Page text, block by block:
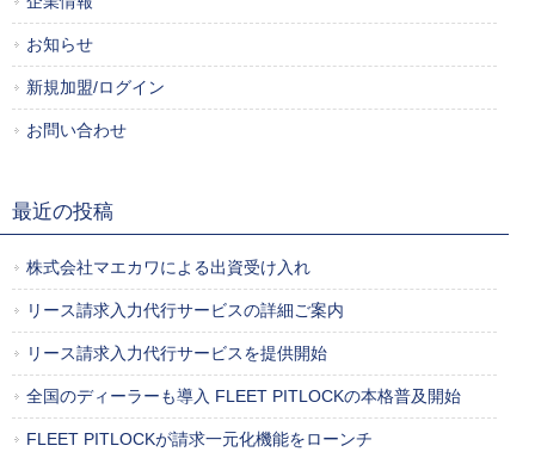
お知らせ
新規加盟/ログイン
お問い合わせ
最近の投稿
株式会社マエカワによる出資受け入れ
リース請求入力代行サービスの詳細ご案内
リース請求入力代行サービスを提供開始
全国のディーラーも導入 FLEET PITLOCKの本格普及開始
FLEET PITLOCKが請求一元化機能をローンチ